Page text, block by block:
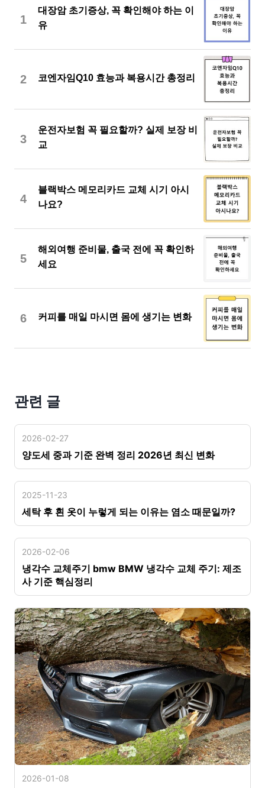
1
대장암 초기증상, 꼭 확인해야 하는 이
유
2 코엔자임Q10 효능과 복용시간 총정리
3
운전자보험 꼭 필요할까? 실제 보장 비
교
4
블랙박스 메모리카드 교체 시기 아시
나요?
5
해외여행 준비물, 출국 전에 꼭 확인하
세요
6 커피를 매일 마시면 몸에 생기는 변화
관련 글
2026-02-27
양도세 중과 기준 완벽 정리 2026년 최신 변화
2025-11-23
세탁 후 흰 옷이 누렇게 되는 이유는 염소 때문일까?
2026-02-06
냉각수 교체주기 bmw BMW 냉각수 교체 주기: 제조
사 기준 핵심정리
2026-01-08